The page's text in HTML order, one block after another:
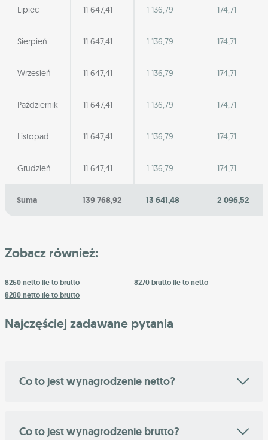
Lipiec 11 647,41 1 136,79 174,71
Sierpień 11 647,41 1 136,79 174,71
Wrzesień 11 647,41 1 136,79 174,71
Październik 11 647,41 1 136,79 174,71
Listopad 11 647,41 1 136,79 174,71
Grudzień 11 647,41 1 136,79 174,71
Suma 139 768,92 13 641,48 2 096,52
Zobacz również:
8260 netto ile to brutto
8270 brutto ile to netto
8280 netto ile to brutto
Najczęściej zadawane pytania
Co to jest wynagrodzenie netto?
Co to jest wynagrodzenie brutto?